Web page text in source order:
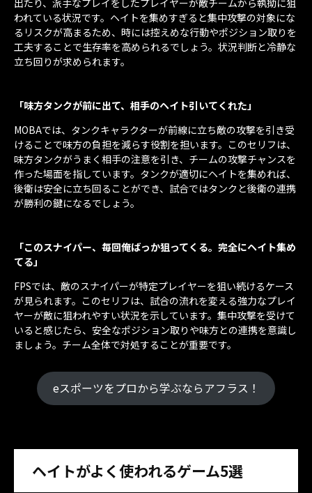
われている状況です。ヘイトを集めすぎると集中攻撃の対象にな
るリスクが高まるため、時には控えめな行動やポジション取りを
工夫することで生存率を高められるでしょう。状況判断と冷静な
立ち回りが求められます。
「味方タンクが前に出て、相手のヘイト引いてくれた」
MOBAでは、タンクキャラクターが前線に立ち敵の攻撃を引き受
けることで味方の負担を減らす役割を担います。このセリフは、
味方タンクがうまく相手の注意を引き、チームの攻撃チャンスを
作った場面を指しています。タンクが適切にヘイトを集めれば、
後衛は安全に立ち回ることができ、試合ではタンクと後衛の連携
が勝利の鍵になるでしょう。
「このスナイパー、毎回俺ばっか狙ってくる。完全にヘイト集め
てる」
FPSでは、敵のスナイパーが特定プレイヤーを狙い続けるケース
が見られます。このセリフは、試合の流れを変える強力なプレイ
ヤーが敵に狙われやすい状況を示しています。集中攻撃を受けて
いると感じたら、安全なポジション取りや味方との連携を意識し
ましょう。チーム全体で対処することが重要です。
eスポーツをプロから学ぶならアフラス！
ヘイトがよく使われるゲーム5選